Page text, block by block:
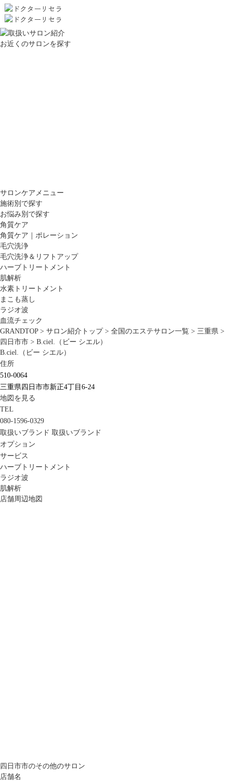
お近くのサロンを探す
サロンケアメニュー
施術別で探す
お悩み別で探す
角質ケア
角質ケア｜ポレーション
毛穴洗浄
毛穴洗浄＆リフトアップ
ハーブトリートメント
肌解析
水素トリートメント
まこも蒸し
ラジオ波
血流チェック
GRANDTOP > サロン紹介トップ > 全国のエステサロン一覧 > 三重県 >
四日市市 > B.ciel.（ビー シエル）
B.ciel.（ビー シエル）
住所
510-0064
三重県四日市市新正4丁目6-24
地図を見る
TEL
080-1596-0329
取扱いブランド 取扱いブランド
オプション
サービス
ハーブトリートメント
ラジオ波
肌解析
店舗周辺地図
四日市市のその他のサロン
店舗名